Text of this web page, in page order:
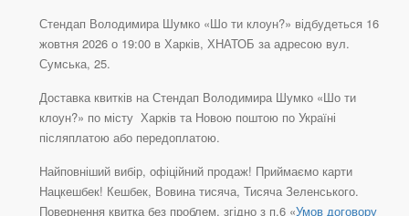
Стендап Володимира Шумко «Шо ти клоун?» відбудеться 16
жовтня 2026 о 19:00 в Харків, ХНАТОБ за адресою вул.
Сумська, 25.
Доставка квитків на Стендап Володимира Шумко «Шо ти
клоун?» по місту Харків та Новою поштою по Україні
післяплатою або передоплатою.
Найповніший вибір, офіційний продаж! Приймаємо карти
Нацкешбек! Кешбек, Вовина тисяча, Тисяча Зеленського.
Повернення квитка без проблем, згідно з п.6 «Умов договору